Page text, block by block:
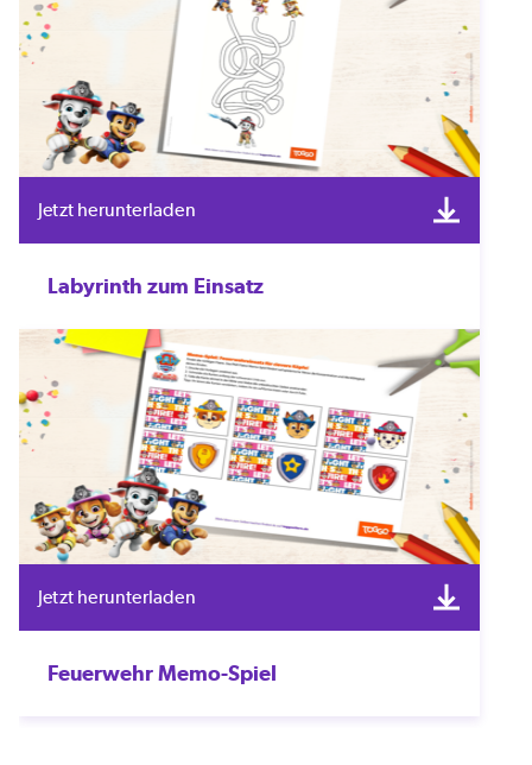
Jetzt herunterladen
Labyrinth zum Einsatz
Jetzt herunterladen
Feuerwehr Memo-Spiel